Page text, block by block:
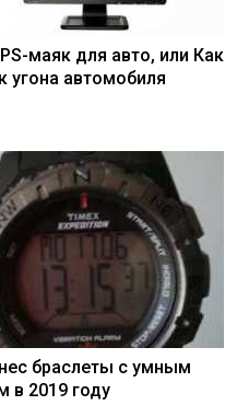
маяк для авто, или Как
угона автомобиля
браслеты с умным
в 2019 году